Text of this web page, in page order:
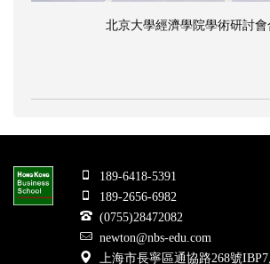
北京大學經濟學院學術研討會
189-6418-5391
189-2656-6982
(0755)28472082
newton@nbs-edu.com
上海市長寧區通協路268號